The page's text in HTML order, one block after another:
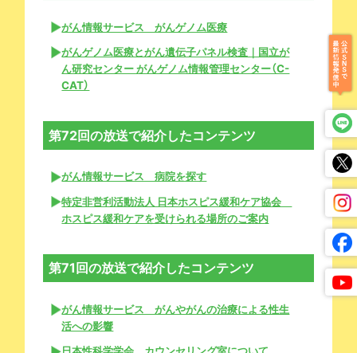
がん情報サービス がんゲノム医療
がんゲノム医療とがん遺伝子パネル検査｜国立が
ん研究センター がんゲノム情報管理センター（C-
CAT）
第72回の放送で紹介したコンテンツ
がん情報サービス 病院を探す
特定非営利活動法人 日本ホスピス緩和ケア協会
ホスピス緩和ケアを受けられる場所のご案内
第71回の放送で紹介したコンテンツ
がん情報サービス がんやがんの治療による性生
活への影響